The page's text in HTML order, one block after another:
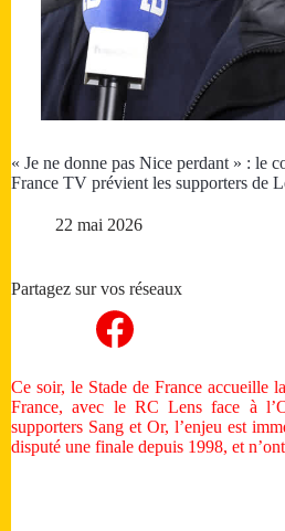
« Je ne donne pas Nice perdant » : le
France TV prévient les supporters de
22 mai 2026
Partagez sur vos réseaux
Ce soir, le Stade de France accueille
France, avec le RC Lens face à
supporters Sang et Or, l’enjeu est
disputé une finale depuis 1998, et